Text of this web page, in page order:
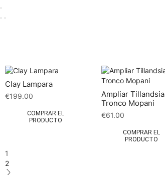
Clay Lampara
€199.00
COMPRAR EL
PRODUCTO
Ampliar Tillandsia
Tronco Mopani
€61.00
COMPRAR EL
PRODUCTO
1
2